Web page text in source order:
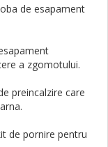
de esapament
a zgomotului.
preincalzire care
de pornire pentru